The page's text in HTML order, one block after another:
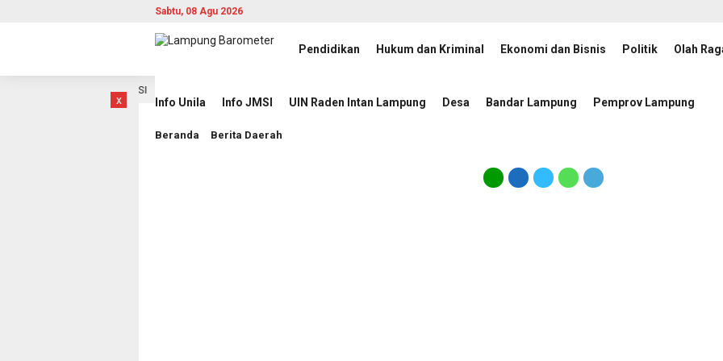
Sabtu, 08 Agu 2026
Pendidikan Hukum dan Kriminal Ekonomi dan Bisnis Politik Olah
Info Unila Info JMSI UIN Raden Intan Lampung Desa Bandar Lampung Pemprov Lampung
x
JMSI
Beranda Berita Daerah